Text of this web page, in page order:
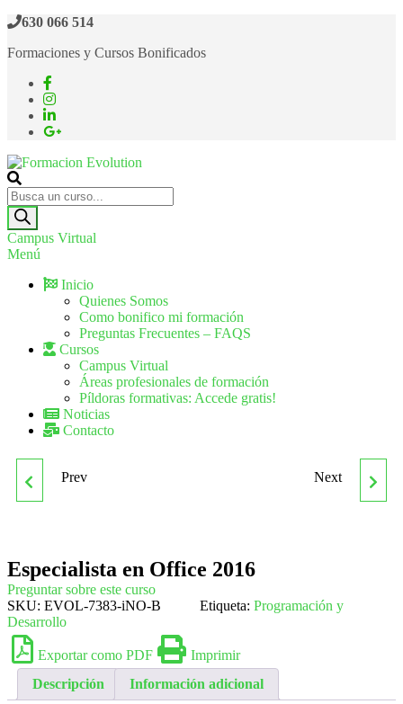
Saltar
contenido
630 066 514
Formaciones y Cursos Bonificados
Formacion Evolution
Cursos de formación continua
Búsqueda
de
productos
Campus Virtual
Menú
Inicio
Quienes Somos
Como bonifico mi formación
Preguntas Frecuentes – FAQS
Cursos
Campus Virtual
Áreas profesionales de formación
Píldoras formativas: Accede gratis!
Noticias
Contacto
ESPECIALISTA EN
2019
Prev ESPECIALISTA EN
COSMÉTICOS Y
DERMOFARMACIA
Next
Especialista en Office 2016
Preguntar sobre este curso
SKU: EVOL-7383-iNO-B Etiqueta: Programación y
Desarrollo
Exportar como PDF
Imprimir
Descripción
Información adicional